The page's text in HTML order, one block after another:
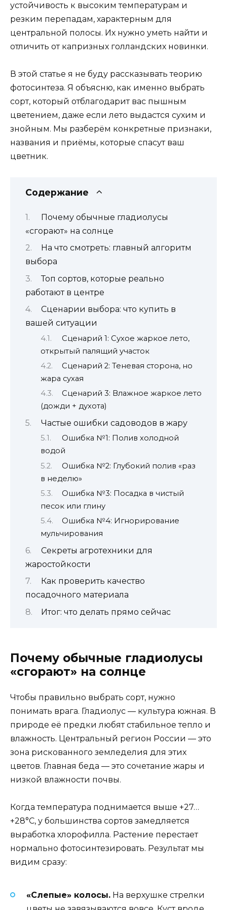
устойчивость к высоким температурам и
резким перепадам, характерным для
центральной полосы. Их нужно уметь найти и
отличить от капризных голландских новинки.
В этой статье я не буду рассказывать теорию
фотосинтеза. Я объясню, как именно выбрать
сорт, который отблагодарит вас пышным
цветением, даже если лето выдастся сухим и
знойным. Мы разберём конкретные признаки,
названия и приёмы, которые спасут ваш
цветник.
Содержание
Почему обычные гладиолусы
«сгорают» на солнце
На что смотреть: главный алгоритм
выбора
Топ сортов, которые реально
работают в центре
Сценарии выбора: что купить в
вашей ситуации
Сценарий 1: Сухое жаркое лето,
открытый палящий участок
Сценарий 2: Теневая сторона, но
жара сухая
Сценарий 3: Влажное жаркое лето
(дожди + духота)
Частые ошибки садоводов в жару
Ошибка №1: Полив холодной
водой
Ошибка №2: Глубокий полив «раз
в неделю»
Ошибка №3: Посадка в чистый
песок или глину
Ошибка №4: Игнорирование
мульчирования
Секреты агротехники для
жаростойкости
Как проверить качество
посадочного материала
Итог: что делать прямо сейчас
Почему обычные гладиолусы
«сгорают» на солнце
Чтобы правильно выбрать сорт, нужно
понимать врага. Гладиолус — культура южная. В
природе её предки любят стабильное тепло и
влажность. Центральный регион России — это
зона рискованного земледелия для этих
цветов. Главная беда — это сочетание жары и
низкой влажности почвы.
Когда температура поднимается выше +27…
+28°C, у большинства сортов замедляется
выработка хлорофилла. Растение перестает
нормально фотосинтезировать. Результат мы
видим сразу:
«Слепые» колосы. На верхушке стрелки